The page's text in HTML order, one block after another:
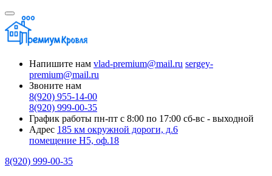
Напишите нам vlad-premium@mail.ru sergey-
premium@mail.ru
Звоните нам
8(920) 955-14-00
8(920) 999-00-35
График работы пн-пт с 8:00 по 17:00 сб-вс - выходной
Адрес 185 км окружной дороги, д.6
помещение Н5, оф.18
8(920) 999-00-35